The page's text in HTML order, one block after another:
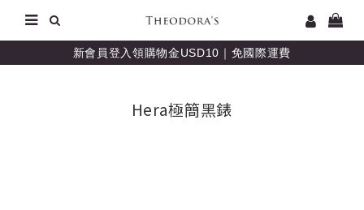
新會員登入領購物金USD10｜免國際運費
Hera極簡黑錶